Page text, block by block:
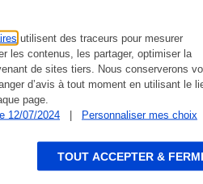
utilisent des traceurs pour mesurer
les contenus, les partager, optimiser la
de sites tiers. Nous conserverons
d’avis à tout moment en utilisant le
page.
12/07/2024
| Personnaliser mes choix
TOUT ACCEPTER &